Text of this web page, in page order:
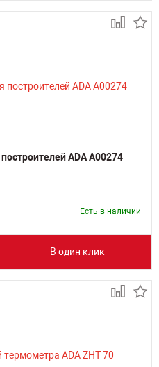
ADA А00274
Есть в наличии
В один клик